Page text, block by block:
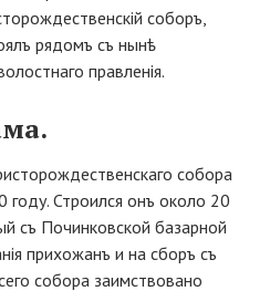
соборъ,
рядомъ съ нынѣ
правленія.
собора
Строился онъ около 20
съ Починковской базарной
прихожанъ и на сборъ съ
собора заимствовано